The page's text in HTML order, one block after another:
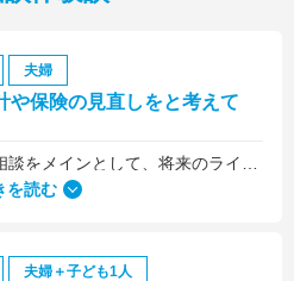
夫婦
や保険の見直しをと考えて
を読む
夫婦＋子ども1人